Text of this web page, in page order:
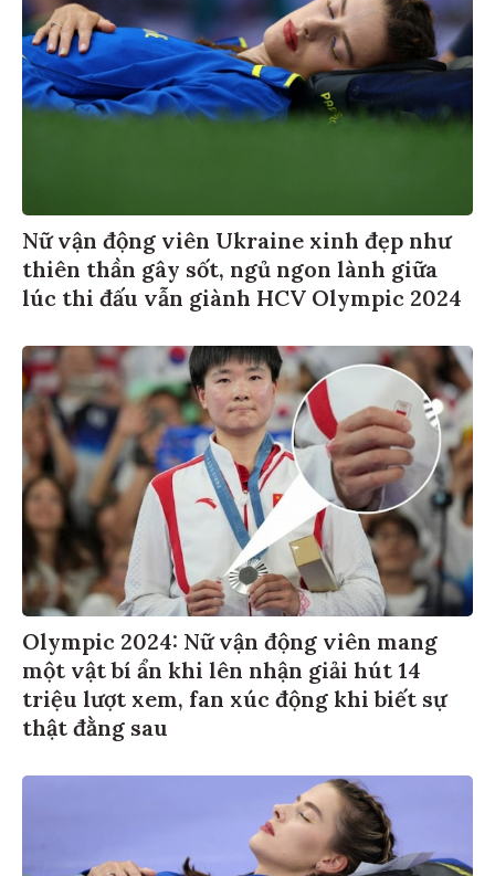
Nữ vận động viên Ukraine xinh đẹp như
thiên thần gây sốt, ngủ ngon lành giữa
lúc thi đấu vẫn giành HCV Olympic 2024
Olympic 2024: Nữ vận động viên mang
một vật bí ẩn khi lên nhận giải hút 14
triệu lượt xem, fan xúc động khi biết sự
thật đằng sau